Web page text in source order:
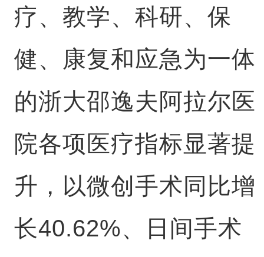
疗、教学、科研、保
健、康复和应急为一体
的浙大邵逸夫阿拉尔医
院各项医疗指标显著提
升，以微创手术同比增
长40.62%、日间手术